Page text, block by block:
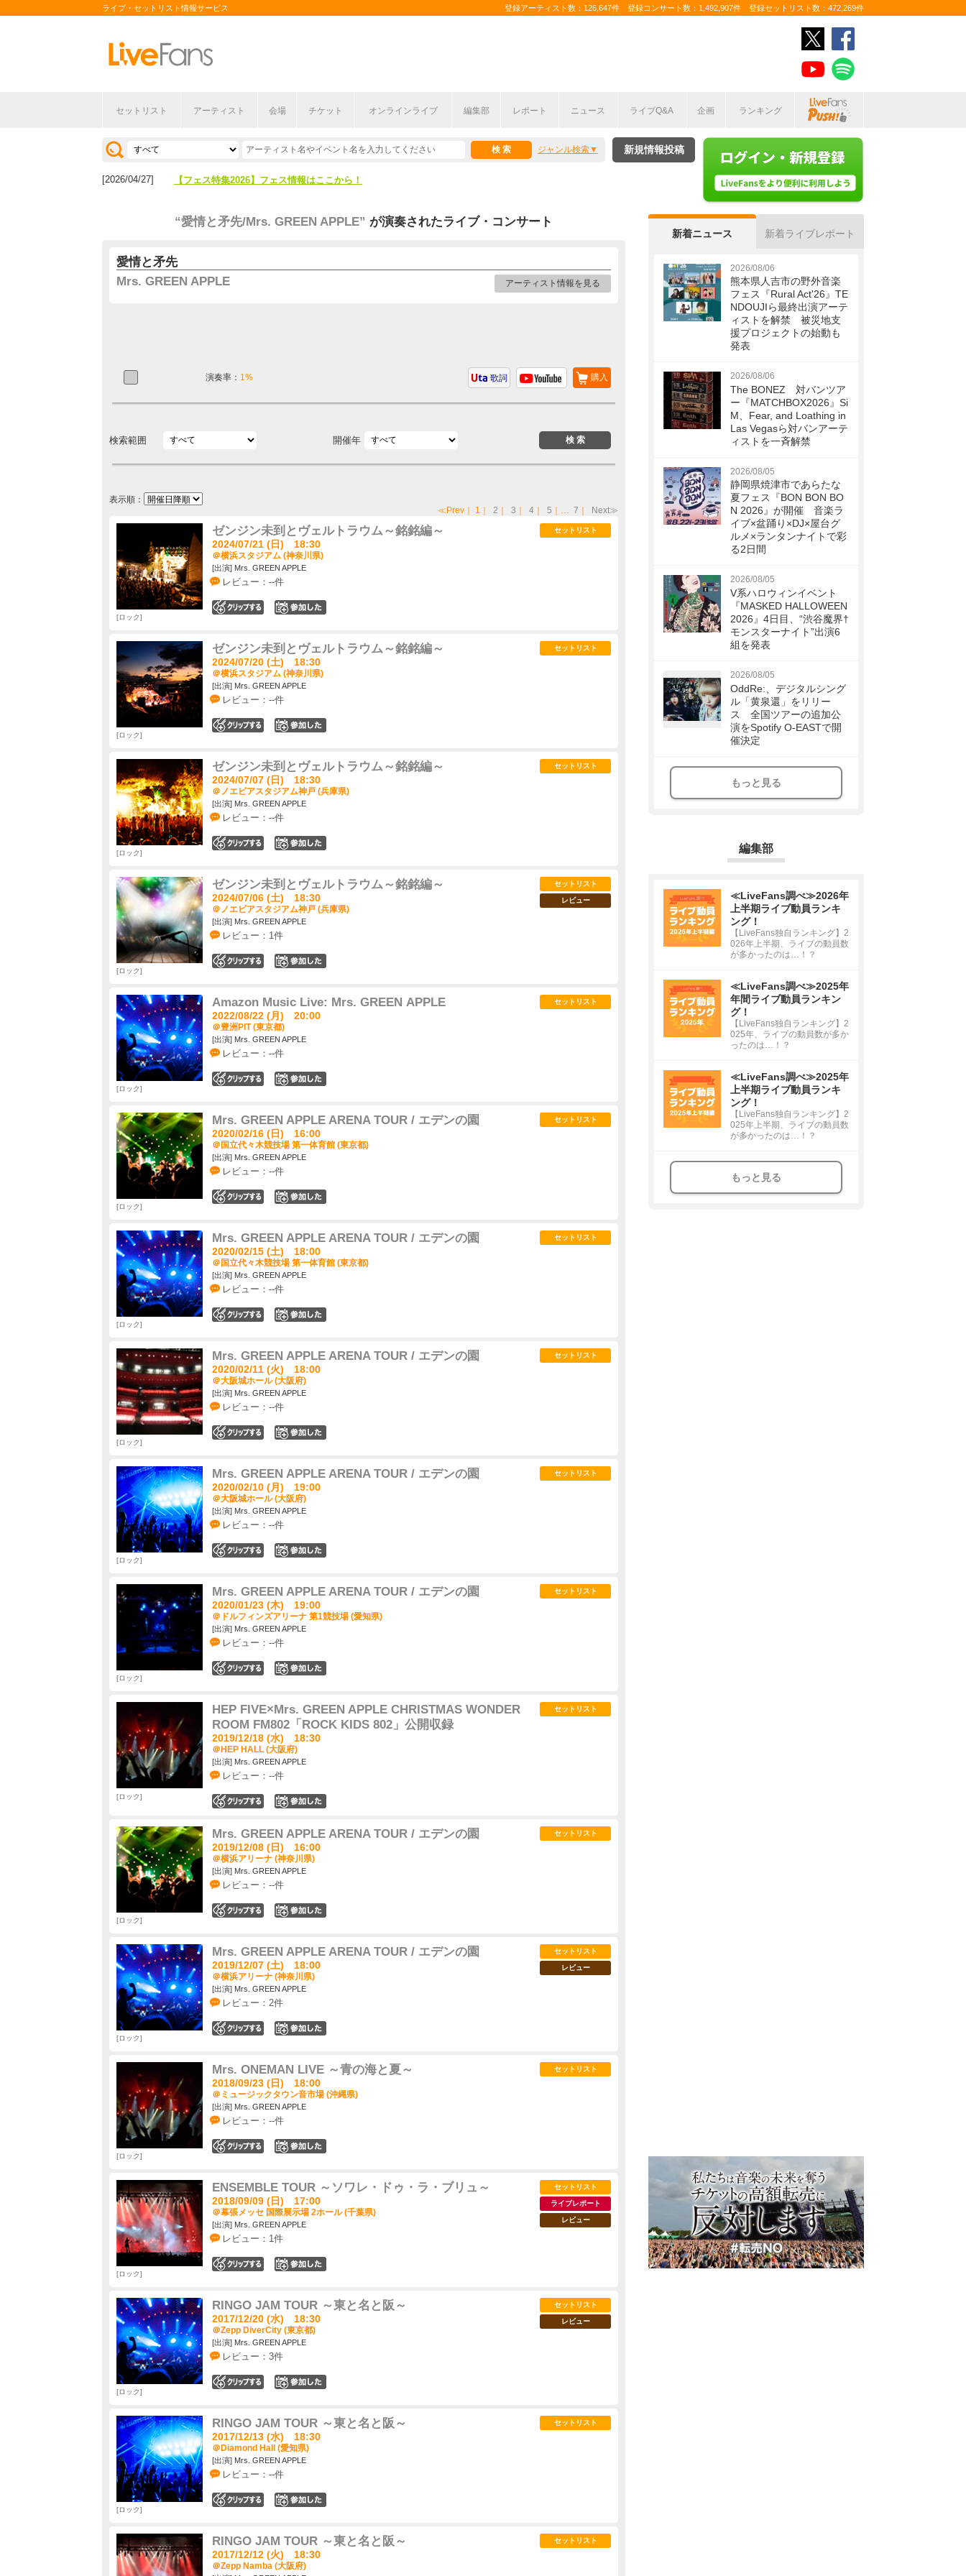
ライブ・セットリスト情報サービス 登録アーティスト数：126,647件 登録コンサート数：1,492,907件 登録セットリスト数：472,269件
セットリスト アーティスト 会場 チケット オンラインライブ 編集部 レポート ニュース ライブQ&A 企画 ランキング
ジャンル検索
[2026/07/28] 【ライブ動員ランキング】2026年上半期編発表！
[2026/04/27] 【フェス特集2026】フェス情報はここから！
新規情報投稿
“愛情と矛先/Mrs. GREEN APPLE” が演奏されたライブ・コンサート
愛情と矛先
Mrs. GREEN APPLE
アーティスト情報を見る
演奏率： 1% 購入
歌詞
検索範囲 開催年
表示順：
≪Prev ｜ 1 ｜ 2 ｜ 3 ｜ 4 ｜ 5 ｜… 7 ｜ Next≫
ゼンジン未到とヴェルトラウム～銘銘編～
2024/07/21 (日) 18:30
＠横浜スタジアム (神奈川県)
[出演] Mrs. GREEN APPLE
レビュー：--件
セットリスト
ロック
ゼンジン未到とヴェルトラウム～銘銘編～
2024/07/20 (土) 18:30
＠横浜スタジアム (神奈川県)
[出演] Mrs. GREEN APPLE
レビュー：--件
セットリスト
ロック
ゼンジン未到とヴェルトラウム～銘銘編～
2024/07/07 (日) 18:30
＠ノエビアスタジアム神戸 (兵庫県)
[出演] Mrs. GREEN APPLE
レビュー：--件
セットリスト
ロック
ゼンジン未到とヴェルトラウム～銘銘編～
2024/07/06 (土) 18:30
＠ノエビアスタジアム神戸 (兵庫県)
[出演] Mrs. GREEN APPLE
レビュー：1件
セットリスト
レビュー
ロック
Amazon Music Live: Mrs. GREEN APPLE
2022/08/22 (月) 20:00
＠豊洲PIT (東京都)
[出演] Mrs. GREEN APPLE
レビュー：--件
セットリスト
ロック
Mrs. GREEN APPLE ARENA TOUR / エデンの園
2020/02/16 (日) 16:00
＠国立代々木競技場 第一体育館 (東京都)
[出演] Mrs. GREEN APPLE
レビュー：--件
セットリスト
ロック
Mrs. GREEN APPLE ARENA TOUR / エデンの園
2020/02/15 (土) 18:00
＠国立代々木競技場 第一体育館 (東京都)
[出演] Mrs. GREEN APPLE
レビュー：--件
セットリスト
ロック
Mrs. GREEN APPLE ARENA TOUR / エデンの園
2020/02/11 (火) 18:00
＠大阪城ホール (大阪府)
[出演] Mrs. GREEN APPLE
レビュー：--件
セットリスト
ロック
Mrs. GREEN APPLE ARENA TOUR / エデンの園
2020/02/10 (月) 19:00
＠大阪城ホール (大阪府)
[出演] Mrs. GREEN APPLE
レビュー：--件
セットリスト
ロック
Mrs. GREEN APPLE ARENA TOUR / エデンの園
2020/01/23 (木) 19:00
＠ドルフィンズアリーナ 第1競技場 (愛知県)
[出演] Mrs. GREEN APPLE
レビュー：--件
セットリスト
ロック
HEP FIVE×Mrs. GREEN APPLE CHRISTMAS WONDER
ROOM FM802「ROCK KIDS 802」公開収録
2019/12/18 (水) 18:30
＠HEP HALL (大阪府)
[出演] Mrs. GREEN APPLE
レビュー：--件
セットリスト
ロック
Mrs. GREEN APPLE ARENA TOUR / エデンの園
2019/12/08 (日) 16:00
＠横浜アリーナ (神奈川県)
[出演] Mrs. GREEN APPLE
レビュー：--件
セットリスト
ロック
Mrs. GREEN APPLE ARENA TOUR / エデンの園
2019/12/07 (土) 18:00
＠横浜アリーナ (神奈川県)
[出演] Mrs. GREEN APPLE
レビュー：2件
セットリスト
レビュー
ロック
Mrs. ONEMAN LIVE ～青の海と夏～
2018/09/23 (日) 18:00
＠ミュージックタウン音市場 (沖縄県)
[出演] Mrs. GREEN APPLE
レビュー：--件
セットリスト
ロック
ENSEMBLE TOUR ～ソワレ・ドゥ・ラ・ブリュ～
2018/09/09 (日) 17:00
＠幕張メッセ 国際展示場 2ホール (千葉県)
[出演] Mrs. GREEN APPLE
レビュー：1件
セットリスト
ライブレポート
レビュー
ロック
RINGO JAM TOUR ～東と名と阪～
2017/12/20 (水) 18:30
＠Zepp DiverCity (東京都)
[出演] Mrs. GREEN APPLE
レビュー：3件
セットリスト
レビュー
ロック
RINGO JAM TOUR ～東と名と阪～
2017/12/13 (水) 18:30
＠Diamond Hall (愛知県)
[出演] Mrs. GREEN APPLE
レビュー：--件
セットリスト
ロック
RINGO JAM TOUR ～東と名と阪～
2017/12/12 (火) 18:30
＠Zepp Namba (大阪府)
セットリスト
新着ニュース 新着ライブレポート
2026/08/06
熊本県人吉市の野外音楽
フェス『Rural Act'26』TE
NDOUJIら最終出演アーテ
ィストを解禁 被災地支
援プロジェクトの始動も
発表
2026/08/06
The BONEZ 対バンツア
ー『MATCHBOX2026』Si
M、Fear, and Loathing in
Las Vegasら対バンアーテ
ィストを一斉解禁
2026/08/05
静岡県焼津市であらたな
夏フェス『BON BON BO
N 2026』が開催 音楽ラ
イブ×盆踊り×DJ×屋台グ
ルメ×ランタンナイトで彩
る2日間
2026/08/05
V系ハロウィンイベント
『MASKED HALLOWEEN
2026』4日目、“渋谷魔界†
モンスターナイト”出演6
組を発表
2026/08/05
OddRe:、デジタルシング
ル「黄泉還」をリリー
ス 全国ツアーの追加公
演をSpotify O-EASTで開
催決定
もっと見る
編集部
≪LiveFans調べ≫2026年
上半期ライブ動員ランキ
ング！
【LiveFans独自ランキング】2
026年上半期、ライブの動員数
が多かったのは…！？
≪LiveFans調べ≫2025年
年間ライブ動員ランキン
グ！
【LiveFans独自ランキング】2
025年、ライブの動員数が多か
ったのは…！？
≪LiveFans調べ≫2025年
上半期ライブ動員ランキ
ング！
【LiveFans独自ランキング】2
025年上半期、ライブの動員数
が多かったのは…！？
もっと見る